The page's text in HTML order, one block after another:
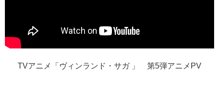
TVアニメ「ヴィンランド・サガ 」 第5弾アニメPV